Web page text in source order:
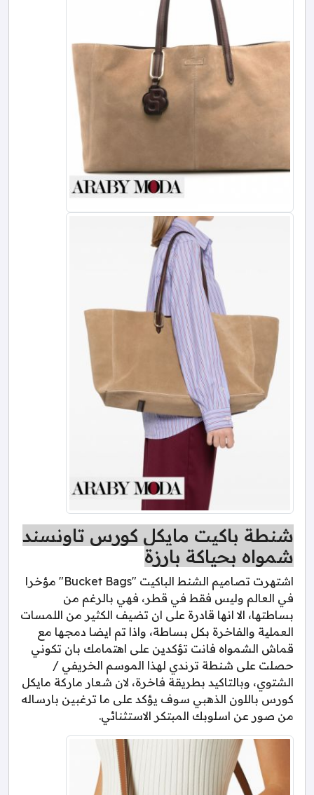
شنطة باكيت مايكل كورس تاونسند
شمواه بحياكة بارزة
اشتهرت تصاميم الشنط الباكيت "Bucket Bags" مؤخرا
في العالم وليس فقط في قطر، فهي بالرغم من
بساطتها، الا انها قادرة على ان تضيف الكثير من اللمسات
العملية والفاخرة بكل بساطة، واذا تم ايضا دمجها مع
قماش الشمواه فانت تؤكدين على اهتمامك بان تكوني
حصلت على شنطة ترندي لهذا الموسم الخريفي /
الشتوي، وبالتاكيد بطريقة فاخرة، لان شعار ماركة مايكل
كورس باللون الذهبي سوف يؤكد على ما ترغبين بارساله
من صور عن اسلوبك المبتكر الاستثنائي.